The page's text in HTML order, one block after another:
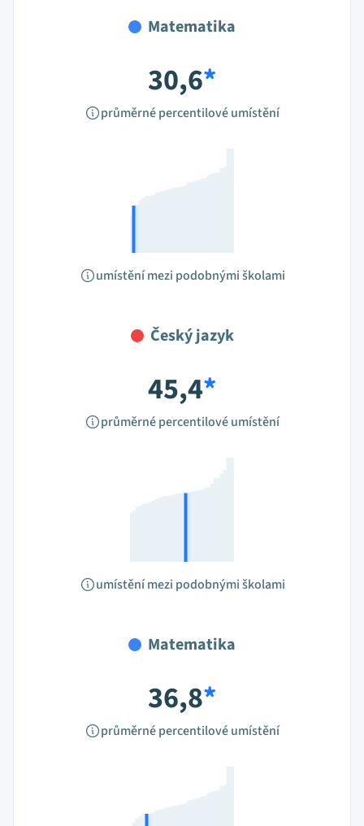
Matematika
30,6*
průměrné percentilové umístění
umístění mezi podobnými školami
Český jazyk
45,4*
průměrné percentilové umístění
umístění mezi podobnými školami
Matematika
36,8*
průměrné percentilové umístění